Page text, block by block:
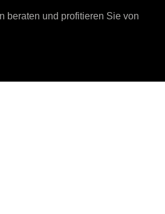
beraten und profitieren Sie von